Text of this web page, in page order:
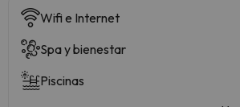
Wifi e Internet
Spa y bienestar
Piscinas